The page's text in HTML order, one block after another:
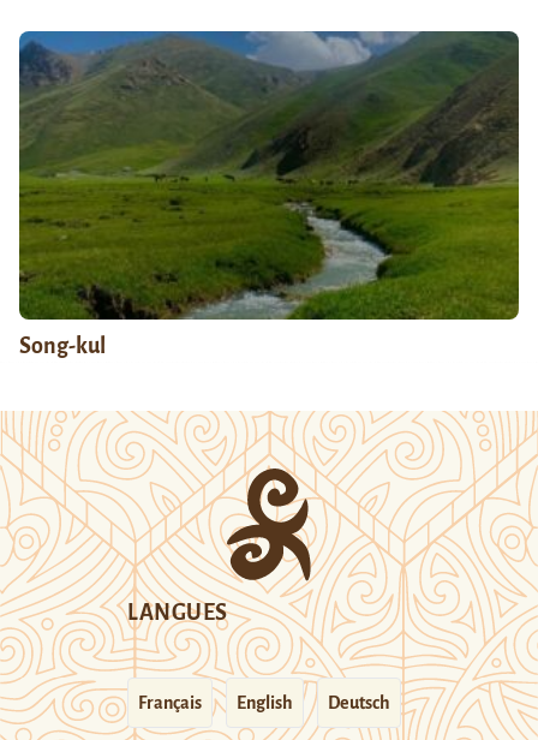
Song-kul
LANGUES
Français English Deutsch